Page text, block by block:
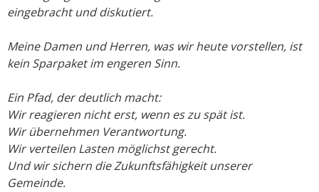
eingebracht und diskutiert.
Meine Damen und Herren, was wir heute vorstellen, ist
kein Sparpaket im engeren Sinn.
Ein Pfad, der deutlich macht:
Wir reagieren nicht erst, wenn es zu spät ist.
Wir übernehmen Verantwortung.
Wir verteilen Lasten möglichst gerecht.
Und wir sichern die Zukunftsfähigkeit unserer
Gemeinde.